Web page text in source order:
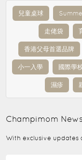
兒童桌球
走佬袋
香港父母首選品牌
小一入學 國際學
濕疹
Champimom
With exclusive updates